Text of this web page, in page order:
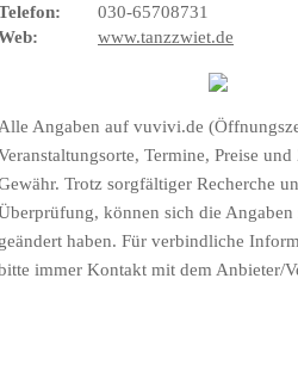
030-65708731
www.tanzzwiet.de
Alle Angaben auf vuvivi.de
Termine, Preise
Trotz sorgfältiger Recherche
können sich die
geändert haben. Für verbindliche
immer Kontakt mit dem Anbieter/